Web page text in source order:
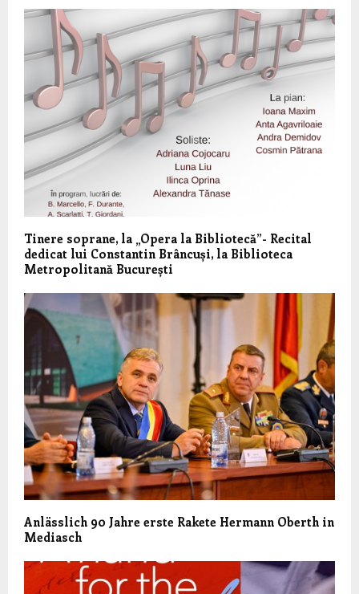
Tinere soprane, la „Opera la Bibliotecă”- Recital
dedicat lui Constantin Brâncuși, la Biblioteca
Metropolitană București
Anlässlich 90 Jahre erste Rakete Hermann Oberth in
Mediasch